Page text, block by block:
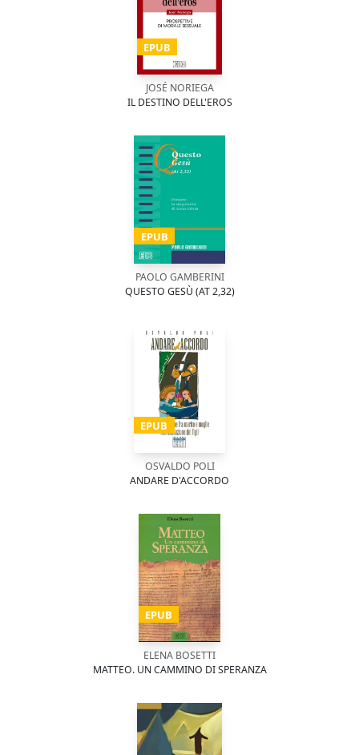
EPUB
JOSÉ NORIEGA
IL DESTINO DELL'EROS
EPUB
PAOLO GAMBERINI
QUESTO GESÙ (AT 2,32)
EPUB
OSVALDO POLI
ANDARE D'ACCORDO
EPUB
ELENA BOSETTI
MATTEO. UN CAMMINO DI SPERANZA